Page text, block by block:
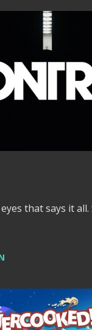
that says it all.